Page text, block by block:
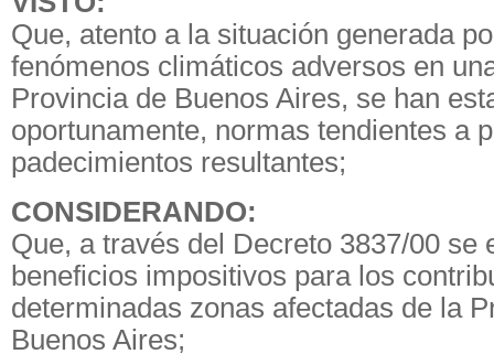
Que, atento a la situación generada
fenómenos climáticos adversos en
Provincia de Buenos Aires, se han
oportunamente, normas tendientes a
padecimientos resultantes;
CONSIDERANDO:
Que, a través del Decreto 3837/00 se
beneficios impositivos para los
determinadas zonas afectadas de la
Buenos Aires;